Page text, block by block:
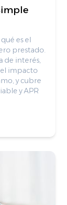
es el
prestado.
de interés,
impacto
y cubre
y APR